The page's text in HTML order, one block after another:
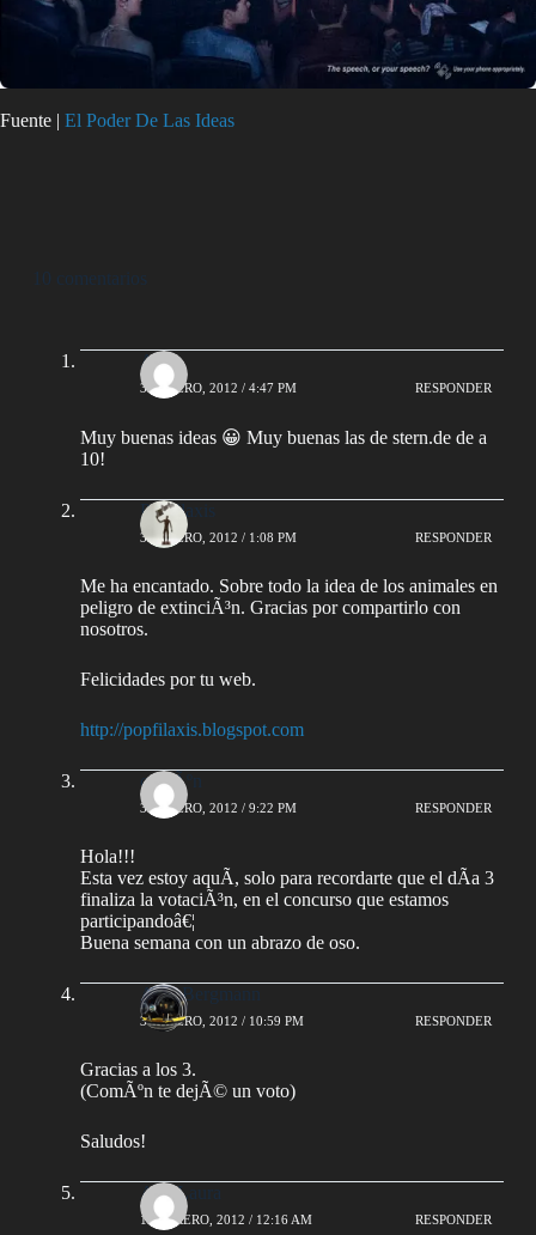
Fuente | El Poder De Las Ideas
10 comentarios
Ale
30 ENERO, 2012 / 4:47 PM RESPONDER
Muy buenas ideas 😀 Muy buenas las de stern.de de a
10!
Popfilaxis
31 ENERO, 2012 / 1:08 PM RESPONDER
Me ha encantado. Sobre todo la idea de los animales en
peligro de extinciÃ³n. Gracias por compartirlo con
nosotros.
Felicidades por tu web.
http://popfilaxis.blogspot.com
comÃºn
31 ENERO, 2012 / 9:22 PM RESPONDER
Hola!!!
Esta vez estoy aquÃ­, solo para recordarte que el dÃ­a 3
finaliza la votaciÃ³n, en el concurso que estamos
participandoâ€¦
Buena semana con un abrazo de oso.
AlejoBergmann
31 ENERO, 2012 / 10:59 PM RESPONDER
Gracias a los 3.
(ComÃºn te dejÃ© un voto)
Saludos!
Ana Laura
1 FEBRERO, 2012 / 12:16 AM RESPONDER